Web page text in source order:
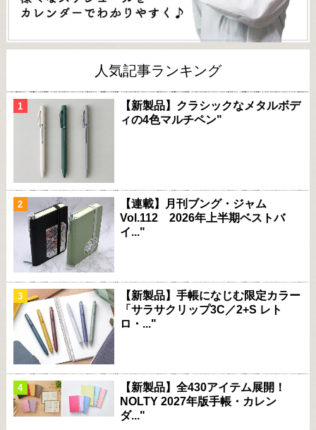
人気記事ランキング
【新製品】クラシックなメタルボデ
ィの4色マルチペン"
【連載】月刊ブング・ジャム
Vol.112 2026年上半期ベストバ
イ..."
【新製品】手帳になじむ限定カラー
「サラサクリップ3C／2+S レト
ロ・..."
【新製品】全430アイテム展開！
NOLTY 2027年版手帳・カレン
ダ..."